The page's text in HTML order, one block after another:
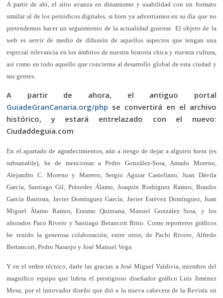
A partir de ahí, el sitio avanza en dinamismo y usabilidad con un formato
similar al de los periódicos digitales, si bien ya advertíamos en su día que no
pretendemos hacer un seguimiento de la actualidad guiense. El objeto de la
web es servir de medio de difusión de aquellos aspectos que tengan una
especial relevancia en los ámbitos de nuestra historia chica y nuestra cultura,
así como en todo aquello que concierna al desarrollo global de esta ciudad y
sus gentes.
A partir de ahora, el antiguo portal
GuiadeGranCanaria.org/php se convertirá en el archivo
histórico, y estará entrelazado con el nuevo:
Ciudaddeguia.com
En el apartado de agradecimientos, aún a riesgo de dejar a alguien fuera (es
subsanable), he de mencionar a Pedro González-Sosa, Amado Moreno,
Alejandro C. Moreno y Marrero, Sergio Aguiar Castellano, Juan Dávila
García, Santiago Gil, Práxedes Álamo, Joaquín Rodríguez Ramos, Braulio
García Bautista, Javier Domínguez García, Javier Estévez Domínguez, Juan
Miguel Álamo Ramos, Erasmo Quintana, Manuel González Sosa, y los
añorados Paco Rivero y Santiago Betancort Brito. Como reporteros gráficos
he tenido la generosa colaboración, entre otros, de Pachi Rivero, Alfredo
Bertancort, Pedro Naranjo y José Manuel Vega.
Y en el orden técnico, darle las gracias a José Miguel Valdivia, miembro del
magnífico equipo que lidera el prestigioso diseñador gráfico Luis Jiménez
Mesa, por el innovador diseño que dió a la nueva cabecera de la Revista en